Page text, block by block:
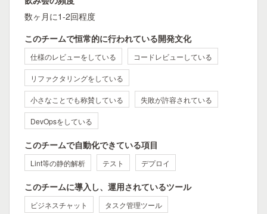
数ヶ月に1-2回程度
このチームで恒常的に行われている開発文化
仕様のレビューをしている コードレビューしている
リファクタリングをしている
小さなことでも称賛している 失敗が許容されている
DevOpsをしている
このチームで自動化できている項目
Lint等の静的解析 テスト デプロイ
このチームに導入し、運用されているツール
ビジネスチャット タスク管理ツール